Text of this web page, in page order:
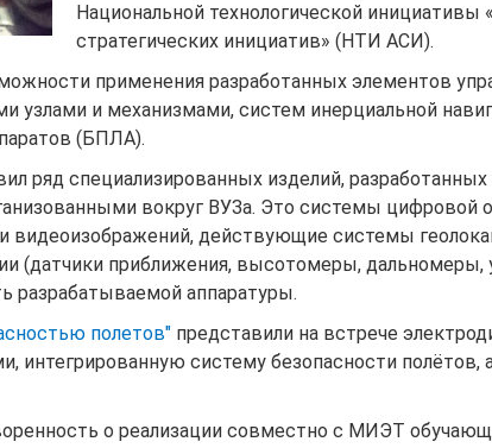
Национальной технологической инициативы
стратегических инициатив» (НТИ АСИ).
применения разработанных элементов
узлами и механизмами, систем инерциальной
(БПЛА).
ряд специализированных изделий, разработанных
вокруг ВУЗа. Это системы цифровой
видеоизображений, действующие системы
(датчики приближения, высотомеры,
разрабатываемой аппаратуры.
полетов" представили на встрече
интегрированную систему безопасности полётов,
о реализации совместно с МИЭТ